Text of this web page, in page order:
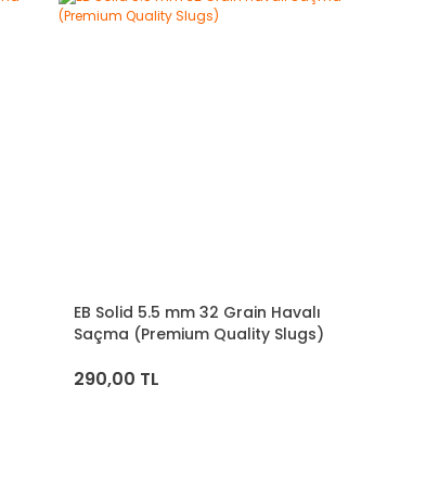
EB Solid 5.5 mm 32 Grain Havalı
Saçma (Premium Quality Slugs)
290,00 TL